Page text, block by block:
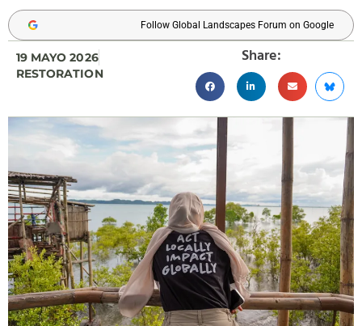
Follow Global Landscapes Forum on Google
19 MAYO 2026
RESTORATION
Share: